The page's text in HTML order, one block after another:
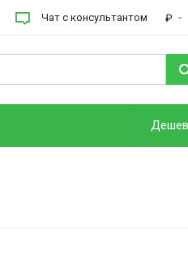
Чат с консультантом ₽